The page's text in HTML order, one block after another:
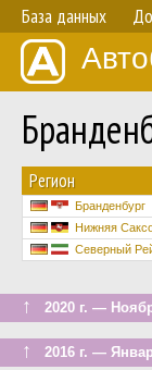
База данных
Регион
Бранденбург
Нижняя
Северный
↑ 2020 г. —
↑ 2016 г. —